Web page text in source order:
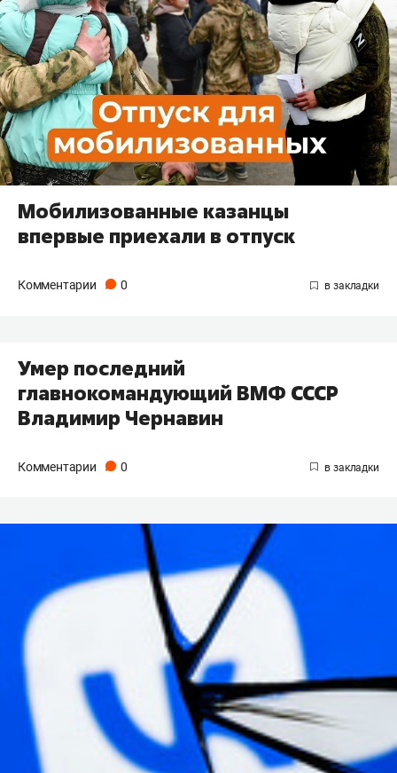
Мобилизованные казанцы
впервые приехали в отпуск
Комментарии 0
Умер последний
главнокомандующий ВМФ СССР
Владимир Чернавин
Комментарии 0